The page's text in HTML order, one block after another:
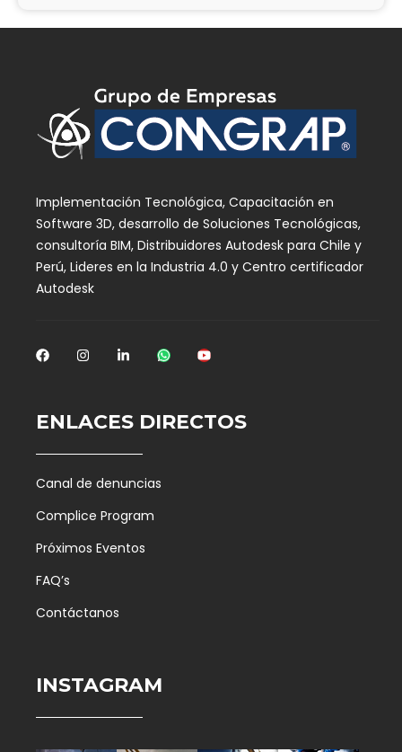
Implementación Tecnológica, Capacitación en
Software 3D, desarrollo de Soluciones Tecnológicas,
consultoría BIM, Distribuidores Autodesk para Chile y
Perú, Lideres en la Industria 4.0 y Centro certificador
Autodesk
ENLACES DIRECTOS
Canal de denuncias
Complice Program
Próximos Eventos
FAQ’s
Contáctanos
INSTAGRAM